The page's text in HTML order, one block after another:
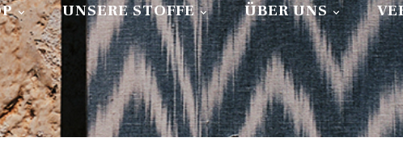
 
UNSERE STOFFE 
ÜBER UNS